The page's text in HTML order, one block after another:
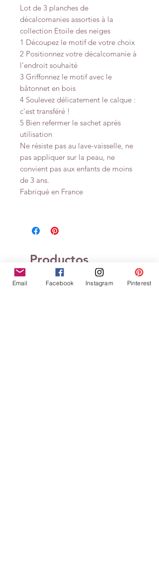
Lot de 3 planches de
décalcomanies assorties à la
collection Etoile des neiges
1 Découpez le motif de votre choix
2 Positionnez votre décalcomanie à
l'endroit souhaité
3 Griffonnez le motif avec le
bâtonnet en bois
4 Soulevez délicatement le calque :
c'est transféré !
5 Bien refermer le sachet après
utilisation
Ne résiste pas au lave-vaisselle, ne
pas appliquer sur la peau, ne
convient pas aux enfants de moins
de 3 ans.
Fabriqué en France
Productos
relacionados
Email Facebook Instagram Pinterest